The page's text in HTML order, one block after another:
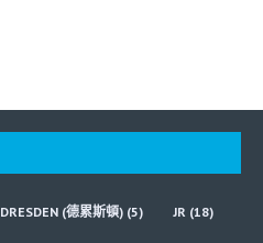
DRESDEN (德累斯頓) (5) JR (18)